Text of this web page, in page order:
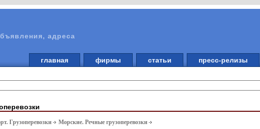
адреса
главная фирмы статьи пресс-релизы
Грузоперевозки Морские. Речные грузоперевозки